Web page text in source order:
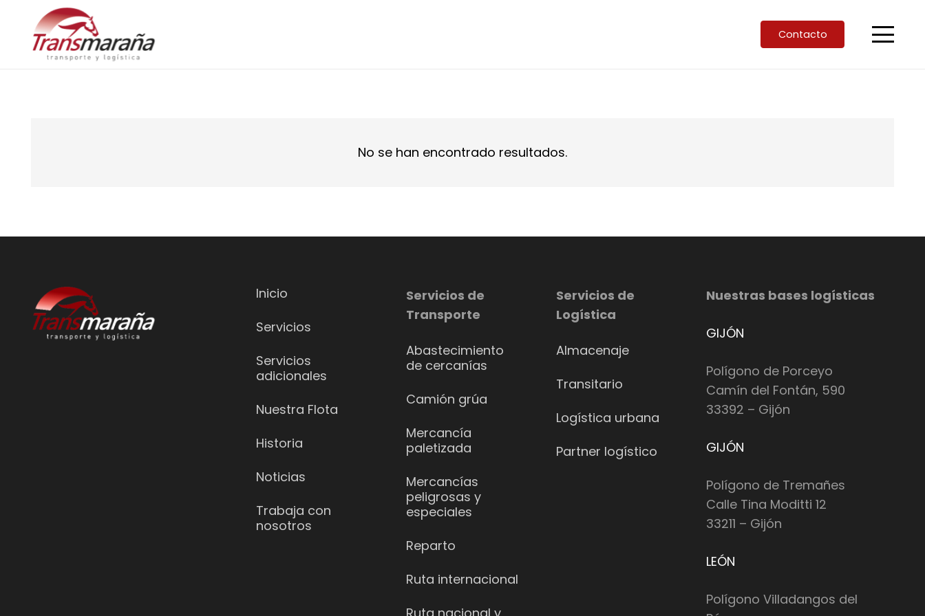
Contacto
No se han encontrado resultados.
Inicio
Servicios
Servicios
adicionales
Nuestra Flota
Historia
Noticias
Trabaja con
nosotros
Servicios de
Transporte
Abastecimiento
de cercanías
Camión grúa
Mercancía
paletizada
Mercancías
peligrosas y
especiales
Reparto
Ruta internacional
Servicios de
Logística
Almacenaje
Transitario
Logística urbana
Partner logístico
Nuestras bases logísticas
GIJÓN
Polígono de Porceyo
Camín del Fontán, 590
33392 – Gijón
GIJÓN
Polígono de Tremañes
Calle Tina Moditti 12
33211 – Gijón
LEÓN
Polígono Villadangos del